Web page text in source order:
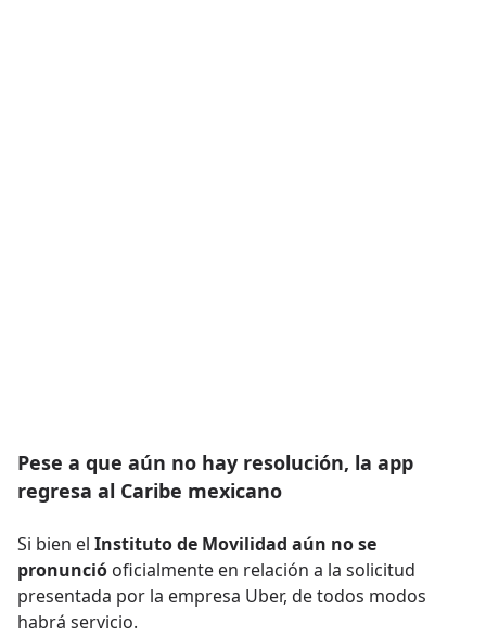
Pese a que aún no hay resolución, la app
regresa al Caribe mexicano
Si bien el Instituto de Movilidad aún no se
pronunció oficialmente en relación a la solicitud
presentada por la empresa Uber, de todos modos
habrá servicio.